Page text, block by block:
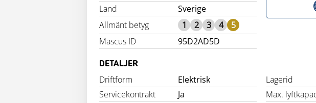
Land
Sverige
Allmänt betyg
1 2 3 4
5
Mascus ID
95D2AD5D
DETALJER
Driftform Elektrisk Lagerid
Servicekontrakt
Ja Max.